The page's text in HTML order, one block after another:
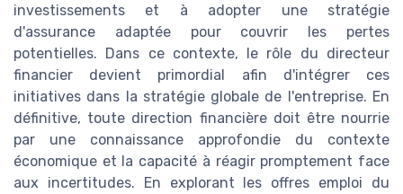
investissements et à adopter une stratégie
d'assurance adaptée pour couvrir les pertes
potentielles. Dans ce contexte, le rôle du directeur
financier devient primordial afin d'intégrer ces
initiatives dans la stratégie globale de l'entreprise. En
définitive, toute direction financière doit être nourrie
par une connaissance approfondie du contexte
économique et la capacité à réagir promptement face
aux incertitudes. En explorant les offres emploi du